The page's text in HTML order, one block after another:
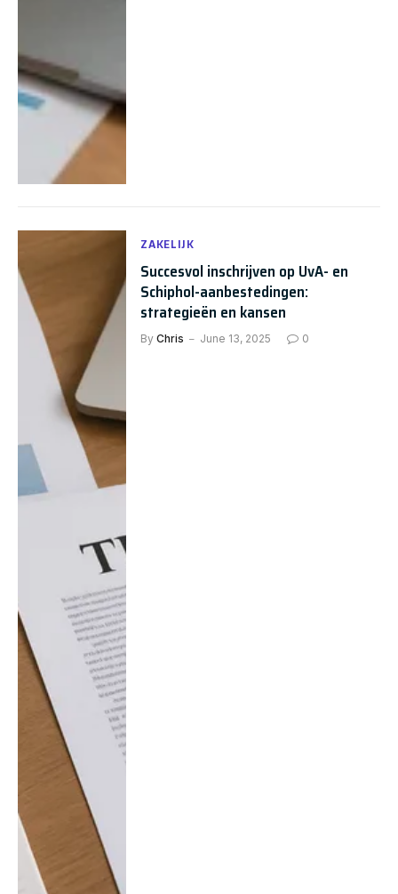
ZAKELIJK
Succesvol inschrijven op UvA- en
Schiphol-aanbestedingen:
strategieën en kansen
By Chris June 13, 2025 0